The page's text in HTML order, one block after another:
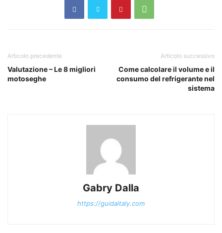
Articolo precedente
Valutazione – Le 8 migliori
motoseghe
Articolo successivo
Come calcolare il volume e il
consumo del refrigerante nel
sistema
Gabry Dalla
https://guidaitaly.com